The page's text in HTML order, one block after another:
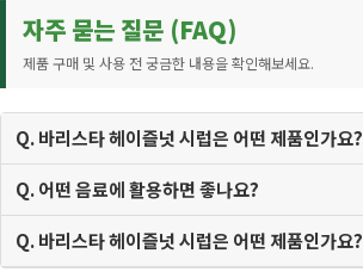
자주 묻는 질문 (FAQ)
제품 구매 및 사용 전 궁금한 내용을 확인해보세요.
Q. 바리스타 헤이즐넛 시럽은 어떤 제품인가요?
Q. 어떤 음료에 활용하면 좋나요?
Q. 바리스타 헤이즐넛 시럽은 어떤 제품인가요?